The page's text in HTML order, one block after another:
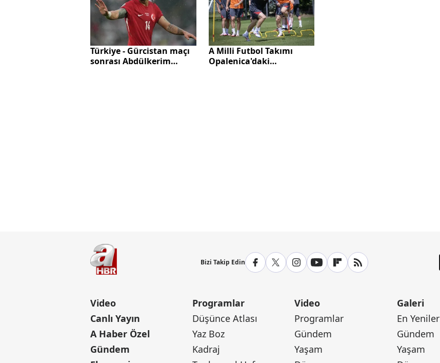
Türkiye - Gürcistan maçı
sonrası Abdülkerim
A Milli Futbol Takımı
Opalenica'daki
Bizi Takip Edin
Video
Canlı Yayın
A Haber Özel
Gündem
Programlar
Düşünce Atlası
Yaz Boz
Kadraj
Video
Programlar
Gündem
Yaşam
Galeri
En Yeniler
Gündem
Yaşam